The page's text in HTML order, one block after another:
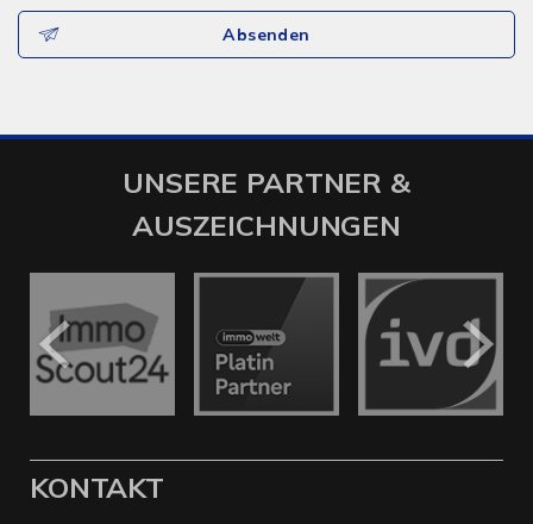
Absenden
UNSERE PARTNER &
AUSZEICHNUNGEN
KONTAKT